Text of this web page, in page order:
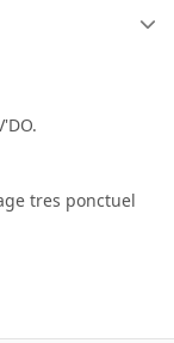
tres ponctuel